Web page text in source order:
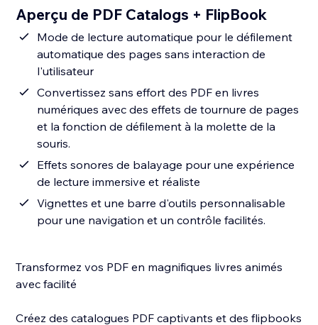
Aperçu de PDF Catalogs + FlipBook
Mode de lecture automatique pour le défilement
automatique des pages sans interaction de
l'utilisateur
Convertissez sans effort des PDF en livres
numériques avec des effets de tournure de pages
et la fonction de défilement à la molette de la
souris.
Effets sonores de balayage pour une expérience
de lecture immersive et réaliste
Vignettes et une barre d'outils personnalisable
pour une navigation et un contrôle facilités.
Transformez vos PDF en magnifiques livres animés
avec facilité
Créez des catalogues PDF captivants et des flipbooks